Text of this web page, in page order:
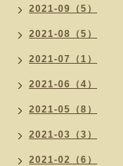
2021-09（5）
2021-08（5）
2021-07（1）
2021-06（4）
2021-05（8）
2021-03（3）
2021-02（6）